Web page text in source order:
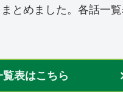
とめました。各話一
表はこちら